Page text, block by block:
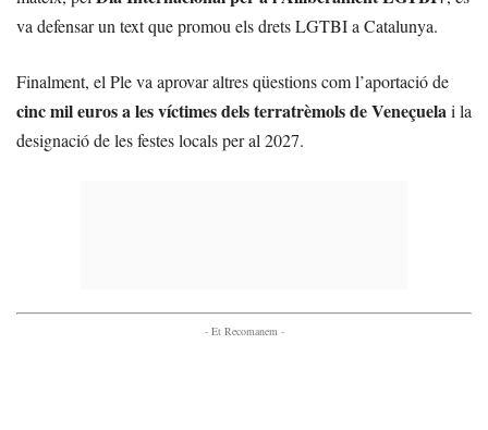
va defensar un text que promou els drets LGTBI a Catalunya.
Finalment, el Ple va aprovar altres qüestions com l’aportació de
cinc mil euros a les víctimes dels terratrèmols de Veneçuelai la
designació de les festes locals per al 2027.
- Et Recomanem -